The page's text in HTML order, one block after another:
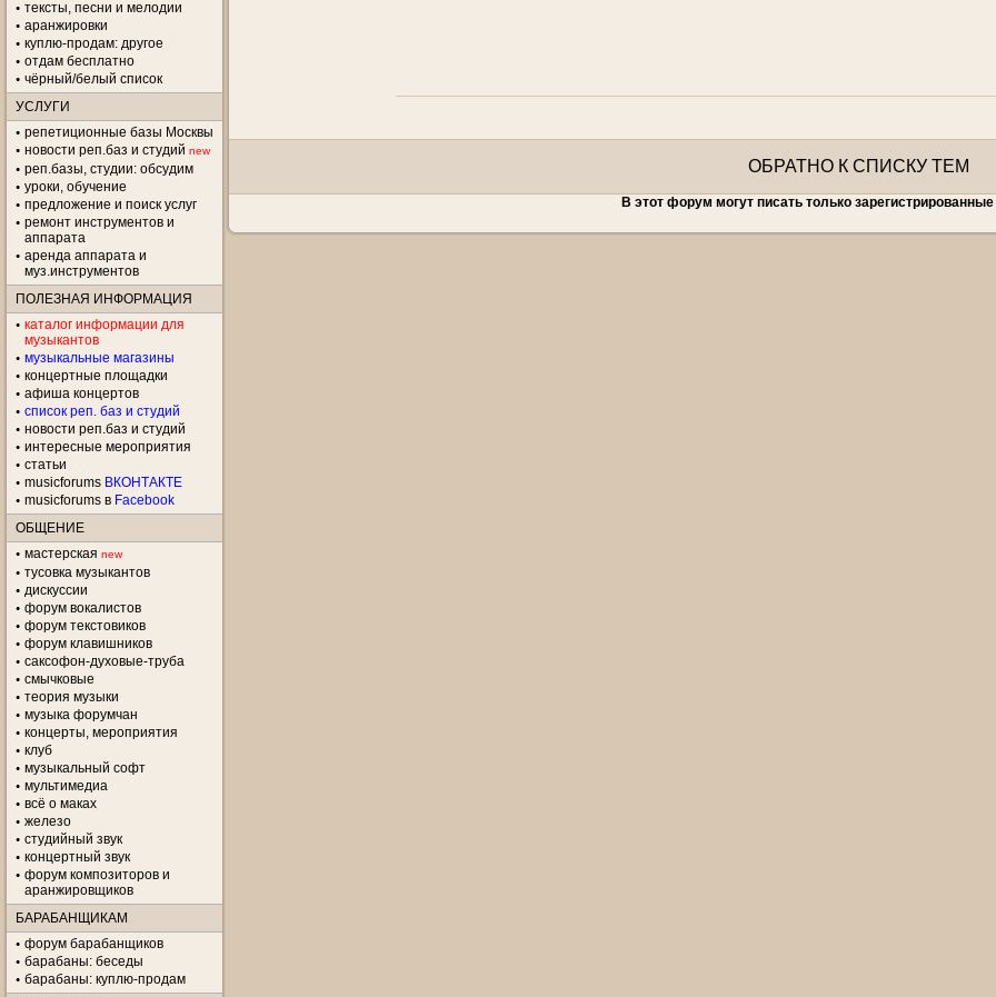
тексты, песни и мелодии
аранжировки
куплю-продам: другое
отдам бесплатно
чёрный/белый список
УСЛУГИ
репетиционные базы Москвы
новости реп.баз и студий new
реп.базы, студии: обсудим
уроки, обучение
предложение и поиск услуг
ремонт инструментов и
аппарата
аренда аппарата и
муз.инструментов
ПОЛЕЗНАЯ ИНФОРМАЦИЯ
каталог информации для
музыкантов
музыкальные магазины
концертные площадки
aфиша концертов
список реп. баз и студий
новости реп.баз и студий
интересные мероприятия
статьи
musicforums ВКОНТАКТЕ
musicforums в Facebook
ОБЩЕНИЕ
мастерская new
тусовка музыкантов
дискуссии
форум вокалистов
форум текстовиков
форум клавишников
саксофон-духовые-труба
смычковые
теория музыки
музыка форумчан
концерты, мероприятия
клуб
музыкальный софт
мультимедиа
всё о маках
железо
студийный звук
концертный звук
форум композиторов и
аранжировщиков
БАРАБАНЩИКАМ
форум барабанщиков
барабаны: беседы
барабаны: куплю-продам
ОБРАТНО К СПИСКУ ТЕМ
В этот форум могут писать только